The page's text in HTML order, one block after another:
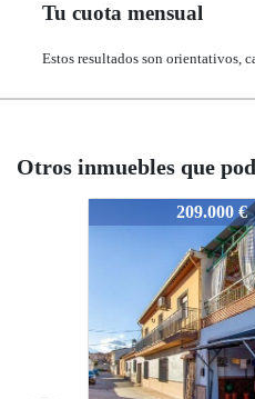
Tu cuota mensual
Estos resultados son orientativos,
Otros inmuebles que
4926-
187.000 €